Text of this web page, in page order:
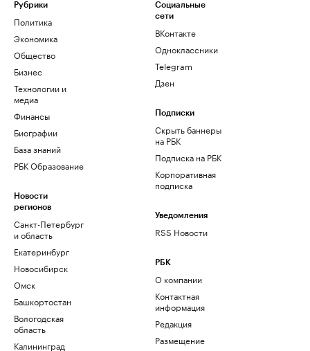
Рубрики
Политика
Экономика
Общество
Бизнес
Технологии и
медиа
Финансы
Биографии
База знаний
РБК Образование
Новости
регионов
Санкт-Петербург
и область
Екатеринбург
Новосибирск
Омск
Башкортостан
Вологодская
область
Калининград
Социальные
сети
ВКонтакте
Одноклассники
Telegram
Дзен
Подписки
Скрыть баннеры
на РБК
Подписка на РБК
Корпоративная
подписка
Уведомления
RSS Новости
РБК
О компании
Контактная
информация
Редакция
Размещение